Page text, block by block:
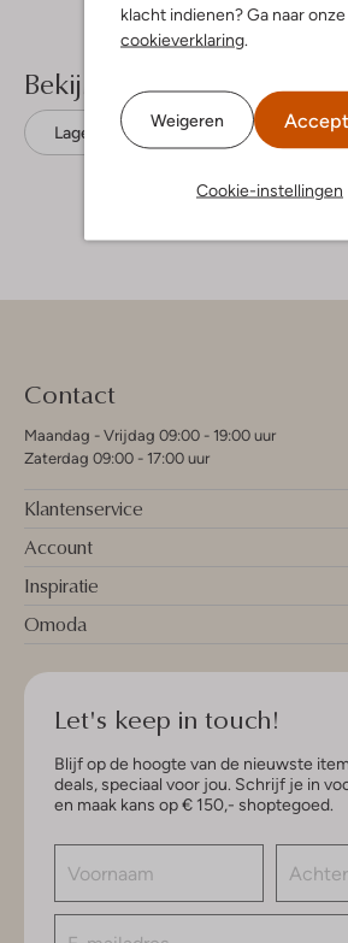
klacht indienen? Ga naar onze
cookieverklaring.
Weigeren
Cookie-instellingen
Bekijk meer
Lage sneakers The Hoff Brand
Contact
Maandag - Vrijdag 09:00 - 19:00 uur
Zaterdag 09:00 - 17:00 uur
Klantenservice
Account
Inspiratie
Omoda
Let's keep in touch!
Blijf op de hoogte van de nieuwste
deals, speciaal voor jou. Schrijf je in
en maak kans op € 150,- shoptegoed.